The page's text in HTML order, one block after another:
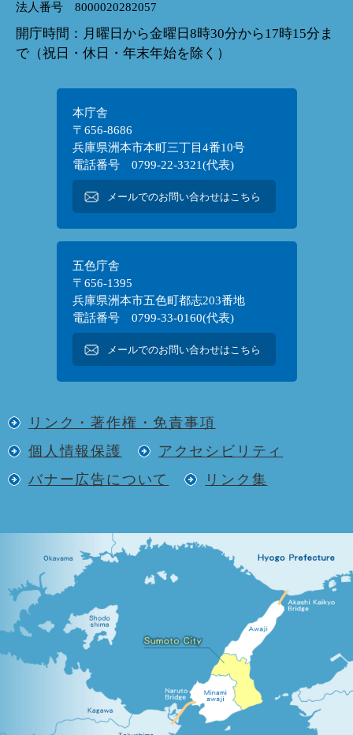
法人番号 8000020282057
開庁時間：月曜日から金曜日8時30分から17時15分ま
で（祝日・休日・年末年始を除く）
本庁舎
〒656-8686
兵庫県洲本市本町三丁目4番10号
電話番号 0799-22-3321(代表)
メールでのお問い合わせはこちら
五色庁舎
〒656-1395
兵庫県洲本市五色町都志203番地
電話番号 0799-33-0160(代表)
メールでのお問い合わせはこちら
リンク・著作権・免責事項
個人情報保護
アクセシビリティ
バナー広告について
リンク集